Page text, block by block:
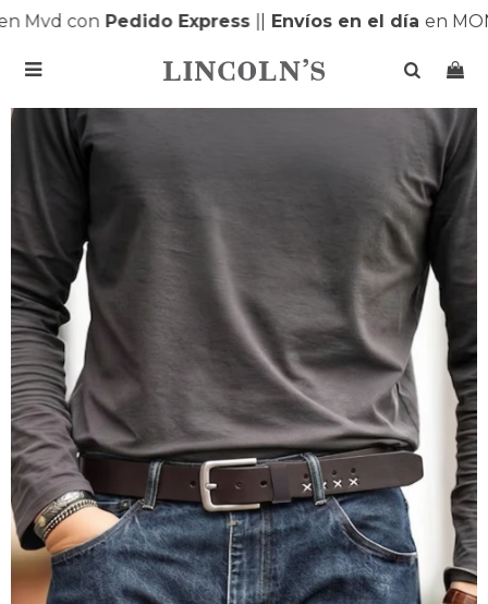
Mvd conPedido Express||Envíos en el díaen
